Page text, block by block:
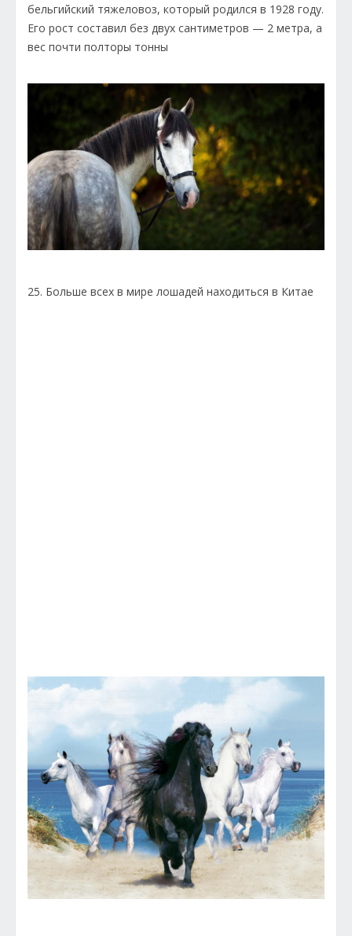
бельгийский тяжеловоз, который родился в 1928 году.
Его рост составил без двух сантиметров — 2 метра, а
вес почти полторы тонны
25. Больше всех в мире лошадей находиться в Китае